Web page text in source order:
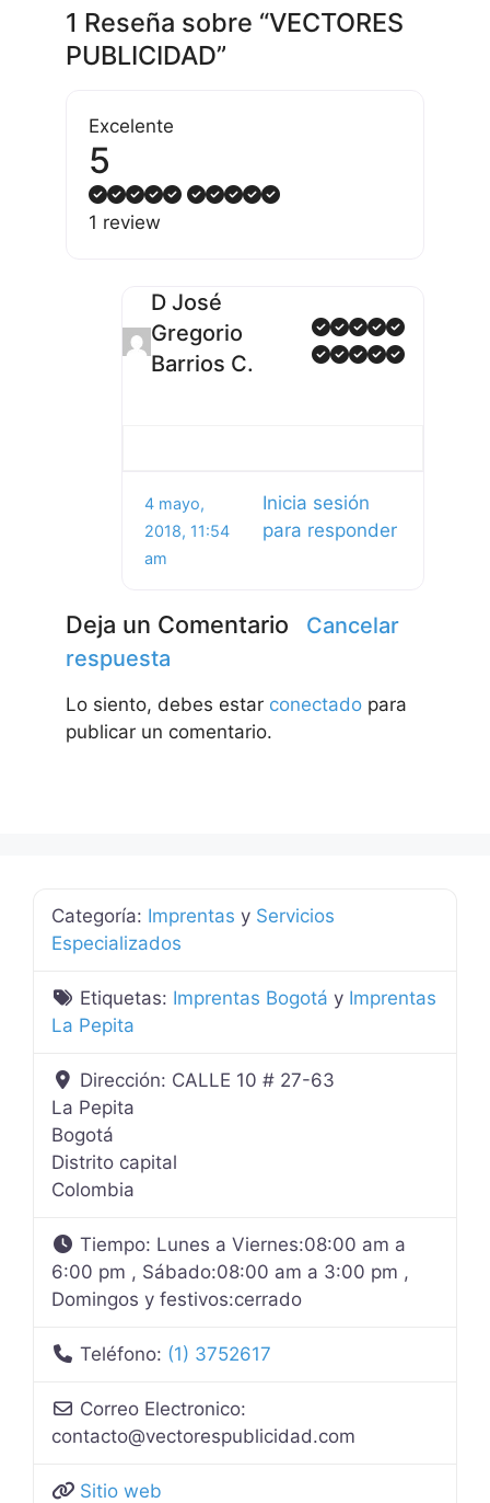
1 Reseña sobre “VECTORES
PUBLICIDAD”
Excelente
5
1 review
D José
Gregorio
Barrios C.
4 mayo,
2018, 11:54
am
Inicia sesión
para responder
Deja un Comentario
Cancelar
respuesta
Lo siento, debes estar conectado para
publicar un comentario.
Categoría: Imprentas y Servicios
Especializados
Etiquetas: Imprentas Bogotá y Imprentas
La Pepita
Dirección: CALLE 10 # 27-63
La Pepita
Bogotá
Distrito capital
Colombia
Tiempo: Lunes a Viernes:08:00 am a
6:00 pm , Sábado:08:00 am a 3:00 pm ,
Domingos y festivos:cerrado
Teléfono: (1) 3752617
Correo Electronico:
contacto@vectorespublicidad.com
Sitio web